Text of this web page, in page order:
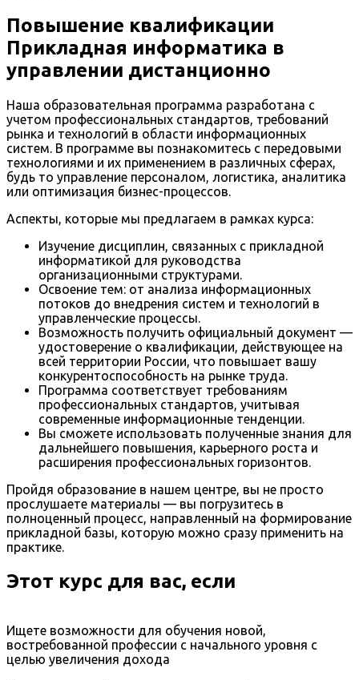
Повышение квалификации
Прикладная информатика в
управлении дистанционно
Наша образовательная программа разработана с
учетом профессиональных стандартов, требований
рынка и технологий в области информационных
систем. В программе вы познакомитесь с передовыми
технологиями и их применением в различных сферах,
будь то управление персоналом, логистика, аналитика
или оптимизация бизнес-процессов.
Аспекты, которые мы предлагаем в рамках курса:
Изучение дисциплин, связанных с прикладной
информатикой для руководства
организационными структурами.
Освоение тем: от анализа информационных
потоков до внедрения систем и технологий в
управленческие процессы.
Возможность получить официальный документ —
удостоверение о квалификации, действующее на
всей территории России, что повышает вашу
конкурентоспособность на рынке труда.
Программа соответствует требованиям
профессиональных стандартов, учитывая
современные информационные тенденции.
Вы сможете использовать полученные знания для
дальнейшего повышения, карьерного роста и
расширения профессиональных горизонтов.
Пройдя образование в нашем центре, вы не просто
прослушаете материалы — вы погрузитесь в
полноценный процесс, направленный на формирование
прикладной базы, которую можно сразу применить на
практике.
Этот курс для вас, если
Ищете возможности для обучения новой,
востребованной профессии с начального уровня с
целью увеличения дохода